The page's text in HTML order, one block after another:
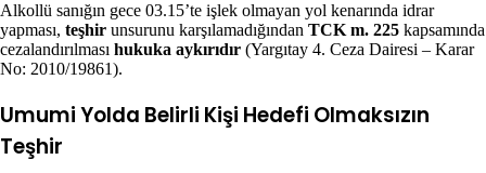
Alkollü sanığın gece 03.15’te işlek olmayan yol kenarında idrar
yapması, teşhir unsurunu karşılamadığından TCK m. 225 kapsamında
cezalandırılması hukuka aykırıdır (Yargıtay 4. Ceza Dairesi – Karar
No: 2010/19861).
Umumi Yolda Belirli Kişi Hedefi Olmaksızın
Teşhir